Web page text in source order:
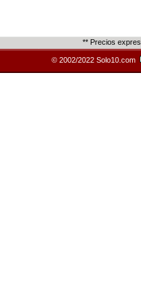
** Precios
© 2002/2022 Solo10.com